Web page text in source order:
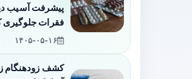
پیشرفت آسیب
فقرات جلوگیری
۱۴۰۵-۰۵-۱۶